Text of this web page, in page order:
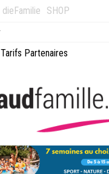
dieFamilie SHOP
Tarifs Partenaires